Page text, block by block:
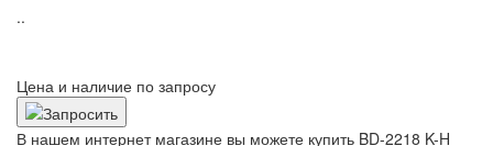
..
Цена и наличие по запросу
В нашем интернет магазине вы можете купить BD-2218 K-H